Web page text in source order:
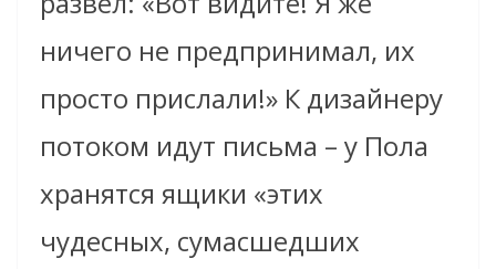
ничего не предпринимал, их
просто прислали!» К дизайнеру
потоком идут письма – у Пола
хранятся ящики «этих
чудесных, сумасшедших